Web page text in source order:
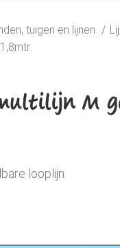
tuigen en lijnen
M
looplijn.